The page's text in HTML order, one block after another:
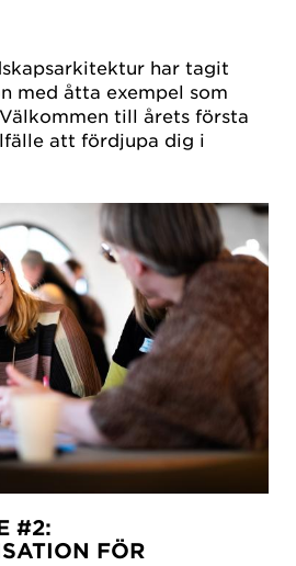
har tagit
med åtta exempel som
till årets första
att fördjupa dig i
#2:
FÖR